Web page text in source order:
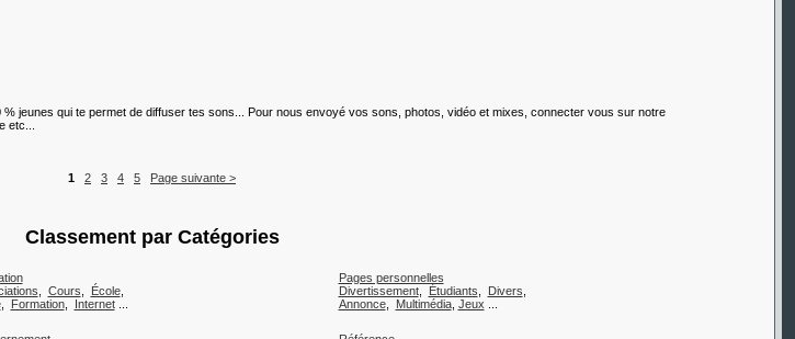
jeunes qui te permet de diffuser tes sons... Pour nous envoyé vos sons, photos, vidéo et mixes, connecter vous sur notre
etc...
1
2 3 4 5 Page suivante >
Classement par Catégories
Cours École,
, Formation, Internet...
Pages personnelles
Divertissement, Étudiants Divers
Annonce, Multimédia, Jeux